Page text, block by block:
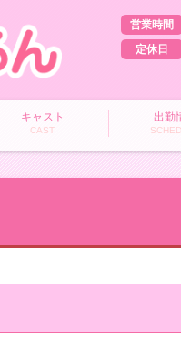
営業時間
定休日
キャスト
CAST
出勤